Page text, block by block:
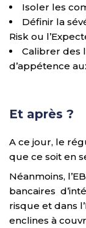
Isoler les
Définir la
Risk ou
Calibrer des
d’appétence
Et après ?
A ce jour, le
que ce soit en
Néanmoins,
bancaires
risque et dans
enclines à